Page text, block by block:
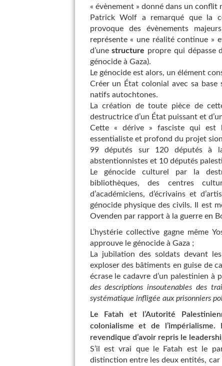
« évènement » donné dans un conflit
Patrick Wolf a remarqué que la
provoque des évènements
représente « une réalité continue »
d’unestructure propre qui dépasse
génocide à Gaza).
Le génocide est alors, un élément
Créer un État colonial avec sa
natifs autochtones.
La création de toute pièce de
destructrice d’un État puissant et
Cette « dérive » fasciste qui est
essentialiste et profond du projet
99 députés sur 120 députés à
abstentionnistes et 10 députés
Le génocide culturel par la
bibliothèques, des centres
d’académiciens, d’écrivains et
génocide physique des civils. Il est
Ovenden par rapport à la guerre en
L’hystérie collective gagne même
approuve le génocide à Gaza ;
La jubilation des soldats devant
exploser des bâtiments en guise de
écrase le cadavre d’un palestinien à
des descriptions insoutenables des
systématique infligée aux prisonniers
Le Fatah et l’Autorité
colonialisme et de
revendique d’avoir repris le
S’il est vrai que le Fatah est le
distinction entre les deux entités, car